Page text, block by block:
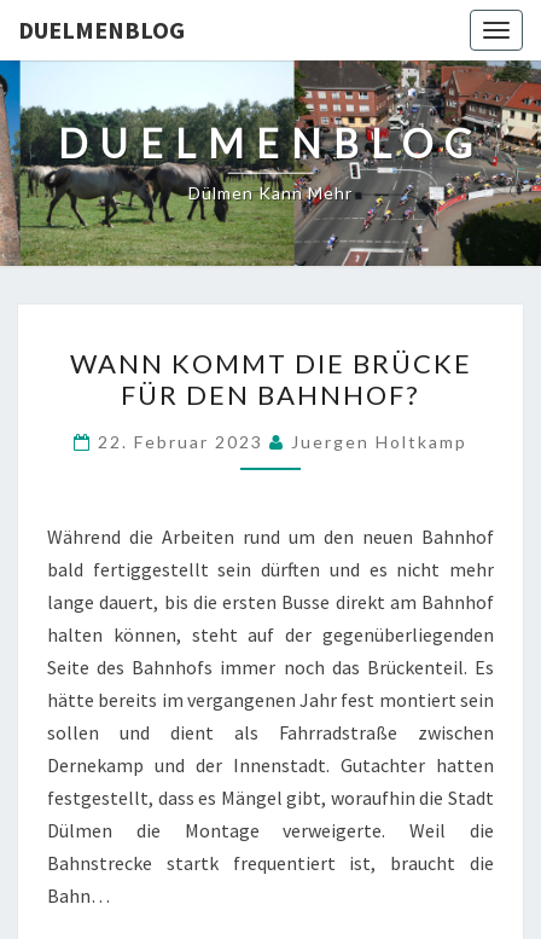
DUELMENBLOG
DUELMENBLOG
Dülmen Kann Mehr
KOMMT
DIE
BRÜCKE
FÜR
BAHNHOF?
WANN KOMMT DIE BRÜCKE
FÜR DEN BAHNHOF?
22. Februar 2023 Juergen Holtkamp
Während die Arbeiten rund um den neuen Bahnhof
bald fertiggestellt sein dürften und es nicht mehr
lange dauert, bis die ersten Busse direkt am Bahnhof
halten können, steht auf der gegenüberliegenden
Seite des Bahnhofs immer noch das Brückenteil. Es
hätte bereits im vergangenen Jahr fest montiert sein
sollen und dient als Fahrradstraße zwischen
Dernekamp und der Innenstadt. Gutachter hatten
festgestellt, dass es Mängel gibt, woraufhin die Stadt
Dülmen die Montage verweigerte. Weil die
Bahnstrecke startk frequentiert ist, braucht die
Bahn…